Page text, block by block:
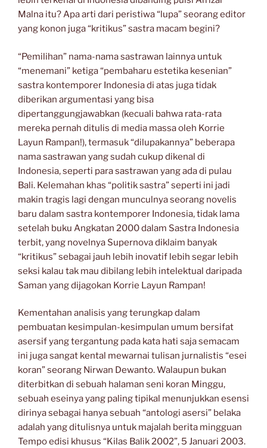
Malna itu? Apa arti dari peristiwa “lupa” seorang editor
yang konon juga “kritikus” sastra macam begini?
“Pemilihan” nama-nama sastrawan lainnya untuk
“menemani” ketiga “pembaharu estetika kesenian”
sastra kontemporer Indonesia di atas juga tidak
diberikan argumentasi yang bisa
dipertanggungjawabkan (kecuali bahwa rata-rata
mereka pernah ditulis di media massa oleh Korrie
Layun Rampan!), termasuk “dilupakannya” beberapa
nama sastrawan yang sudah cukup dikenal di
Indonesia, seperti para sastrawan yang ada di pulau
Bali. Kelemahan khas “politik sastra” seperti ini jadi
makin tragis lagi dengan munculnya seorang novelis
baru dalam sastra kontemporer Indonesia, tidak lama
setelah buku Angkatan 2000 dalam Sastra Indonesia
terbit, yang novelnya Supernova diklaim banyak
“kritikus” sebagai jauh lebih inovatif lebih segar lebih
seksi kalau tak mau dibilang lebih intelektual daripada
Saman yang dijagokan Korrie Layun Rampan!
Kementahan analisis yang terungkap dalam
pembuatan kesimpulan-kesimpulan umum bersifat
asersif yang tergantung pada kata hati saja semacam
ini juga sangat kental mewarnai tulisan jurnalistis “esei
koran” seorang Nirwan Dewanto. Walaupun bukan
diterbitkan di sebuah halaman seni koran Minggu,
sebuah eseinya yang paling tipikal menunjukkan esensi
dirinya sebagai hanya sebuah “antologi asersi” belaka
adalah yang ditulisnya untuk majalah berita mingguan
Tempo edisi khusus “Kilas Balik 2002”, 5 Januari 2003.